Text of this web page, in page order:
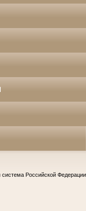
система Российской